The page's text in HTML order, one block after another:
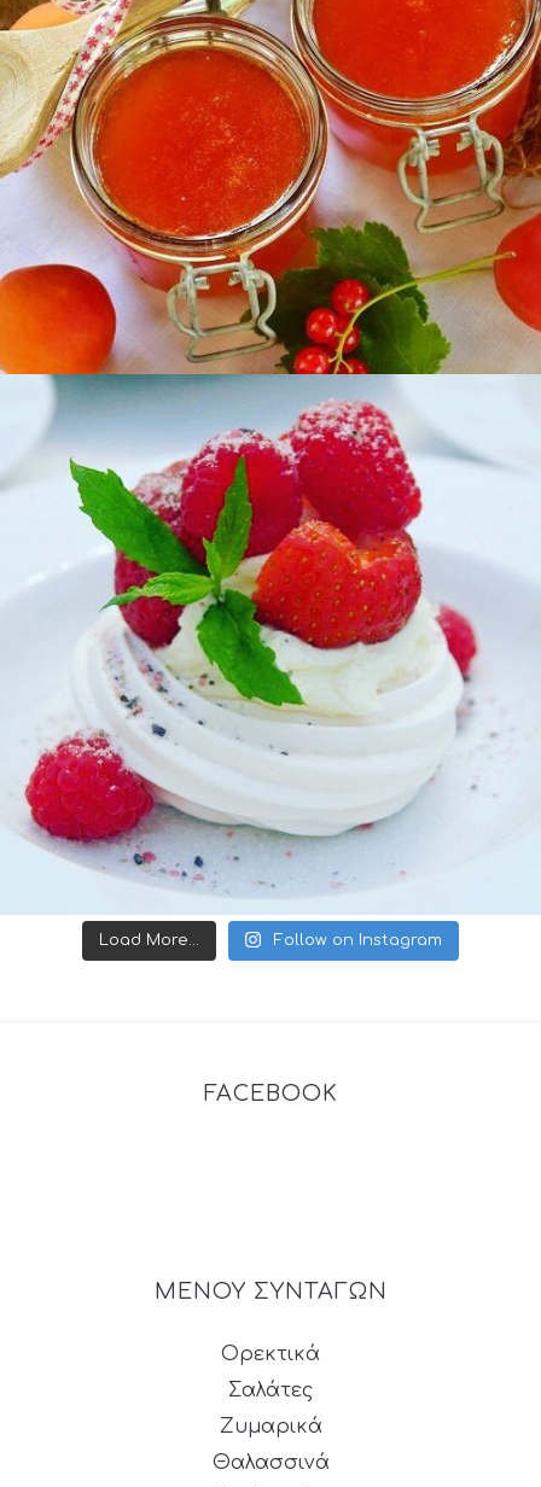
Load More... Follow on Instagram
FACEBOOK
ΜΕΝΟΥ ΣΥΝΤΑΓΩΝ
Ορεκτικά
Σαλάτες
Ζυμαρικά
Θαλασσινά